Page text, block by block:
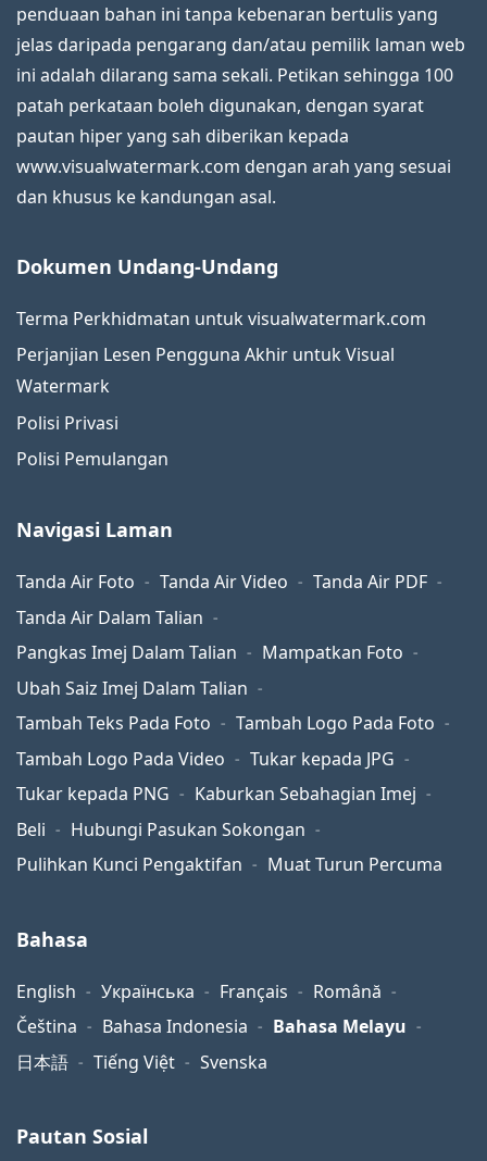
penduaan bahan ini tanpa kebenaran bertulis yang
jelas daripada pengarang dan/atau pemilik laman web
ini adalah dilarang sama sekali. Petikan sehingga 100
patah perkataan boleh digunakan, dengan syarat
pautan hiper yang sah diberikan kepada
www.visualwatermark.com dengan arah yang sesuai
dan khusus ke kandungan asal.
Dokumen Undang-Undang
Terma Perkhidmatan untuk visualwatermark.com
Perjanjian Lesen Pengguna Akhir untuk Visual
Watermark
Polisi Privasi
Polisi Pemulangan
Navigasi Laman
Tanda Air Foto Tanda Air Video
Tanda Air PDF
Tanda Air Dalam Talian
Pangkas Imej Dalam Talian
Mampatkan Foto
Ubah Saiz Imej Dalam Talian
Tambah Teks Pada Foto
Tambah Logo Pada Foto
Tambah Logo Pada Video
Tukar kepada JPG
Tukar kepada PNG
Kaburkan Sebahagian Imej
Beli
Hubungi Pasukan Sokongan
Pulihkan Kunci Pengaktifan
Muat Turun Percuma
Bahasa
English Українська Français
Română
Čeština
Bahasa Indonesia
Bahasa Melayu
日本語
Tiếng Việt Svenska
Pautan Sosial